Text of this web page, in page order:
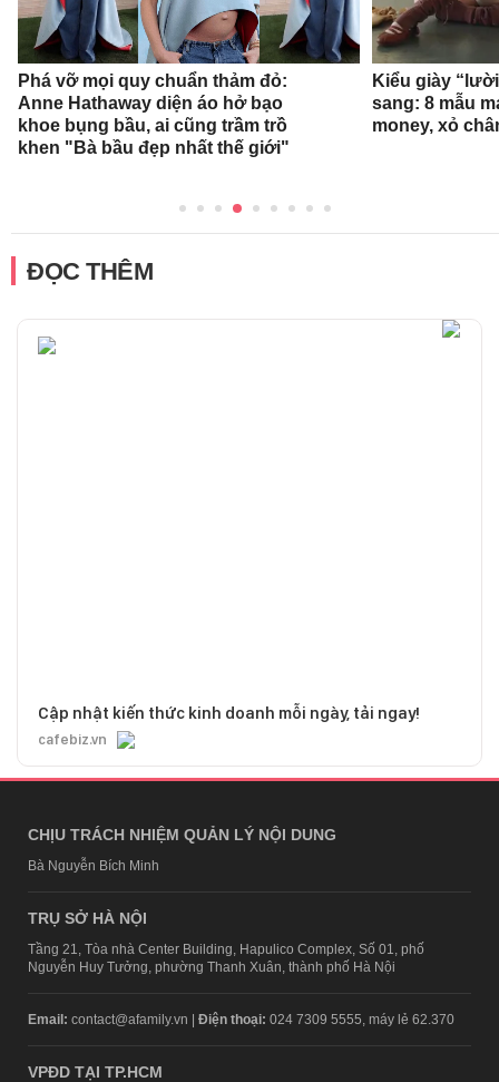
Phá vỡ mọi quy chuẩn thảm đỏ:
Anne Hathaway diện áo hở bạo
khoe bụng bầu, ai cũng trầm trồ
khen "Bà bầu đẹp nhất thế giới"
Kiểu giày
sang: 8 mẫu
money, xỏ
ĐỌC THÊM
Cập nhật kiến thức kinh doanh mỗi ngày, tải ngay!
cafebiz.vn
CHỊU TRÁCH NHIỆM QUẢN LÝ NỘI DUNG
Bà Nguyễn Bích Minh
TRỤ SỞ HÀ NỘI
Tầng 21, Tòa nhà Center Building, Hapulico Complex, Số 01, phố
Nguyễn Huy Tưởng, phường Thanh Xuân, thành phố Hà Nội
Email: contact@afamily.vn | Điện thoại: 024 7309 5555, máy lẻ 62.370
VPĐD TẠI TP.HCM